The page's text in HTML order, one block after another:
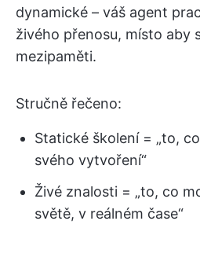
dynamické – váš agent
živého přenosu, místo aby
mezipaměti.
Stručně řečeno:
Statické školení = „to,
svého vytvoření“
Živé znalosti = „to, co
světě, v reálném čase“